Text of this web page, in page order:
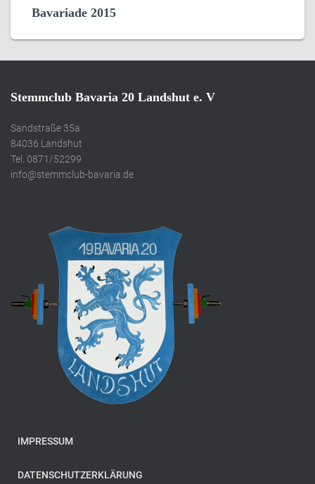
Bavariade 2015
Stemmclub Bavaria 20 Landshut e. V
Sandstraße 35a
84036 Landshut
Tel. 0871/52299
info@stemmclub-bavaria.de
IMPRESSUM
DATENSCHUTZERKLÄRUNG